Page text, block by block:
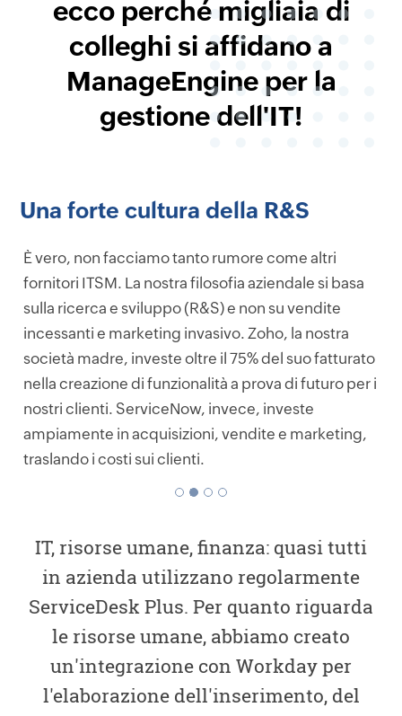
ecco perché migliaia di
colleghi si affidano a
ManageEngine per la
gestione dell'IT!
Una forte cultura della R&S
È vero, non facciamo tanto rumore come altri
fornitori ITSM. La nostra filosofia aziendale si basa
sulla ricerca e sviluppo (R&S) e non su vendite
incessanti e marketing invasivo. Zoho, la nostra
società madre, investe oltre il 75% del suo fatturato
nella creazione di funzionalità a prova di futuro per i
nostri clienti. ServiceNow, invece, investe
ampiamente in acquisizioni, vendite e marketing,
traslando i costi sui clienti.
IT, risorse umane, finanza: quasi tutti
in azienda utilizzano regolarmente
ServiceDesk Plus. Per quanto riguarda
le risorse umane, abbiamo creato
un'integrazione con Workday per
l'elaborazione dell'inserimento, del